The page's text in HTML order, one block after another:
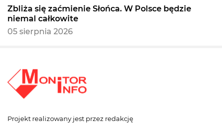
Zbliża się zaćmienie Słońca. W Polsce będzie
niemal całkowite
05 sierpnia 2026
Projekt realizowany jest przez redakcję